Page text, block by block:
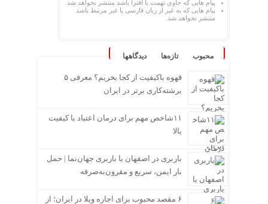
پیام هایی که حاوی تهمت یا افترا باشد منتشر نخواهد شد.
پیام هایی که به غیر از زبان فارسی یا غیر مرتبط باشد
منتشر نخواهد شد.
محبوب تازه‌ها دیدگاهها
قهوه باکیفیت از کجا بخریم؟ معرفی ۵
برشته‌کاری برتر در ایران
۱۱شاخص مهم برای درمان اعتیاد با کیفیت
بالا
باربری در اصفهان با باربری جهان‌نما | حمل
بار ایمن، سریع و مقرون‌به‌صرفه
۶ مقصد محبوب برای اجاره ویلا در ایران؛ از